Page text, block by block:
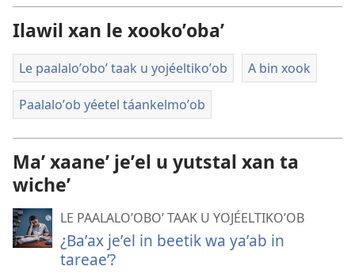
Ilawil xan le xookoʼobaʼ
Le paalaloʼoboʼ taak u yojéeltikoʼob A bin xook
Paalaloʼob yéetel táankelmoʼob
Maʼ xaaneʼ jeʼel u yutstal xan ta
wicheʼ
LE PAALALOʼOBOʼ TAAK U YOJÉELTIKOʼOB
¿Baʼax jeʼel in beetik wa yaʼab in
tareaeʼ?